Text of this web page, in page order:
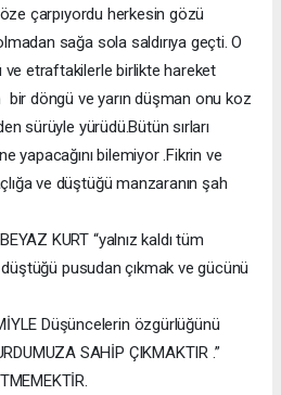
çarpıyordu herkesin gözü
sağa sola saldırıya geçti. O
etraftakilerle birlikte hareket
bir döngü ve yarın düşman onu koz
sürüyle yürüdü.Bütün sırları
yapacağını bilemiyor .Fikrin ve
ve düştüğü manzaranın şah
KURT “yalnız kaldı tüm
pusudan çıkmak ve gücünü
Düşüncelerin özgürlüğünü
SAHİP ÇIKMAKTIR .”